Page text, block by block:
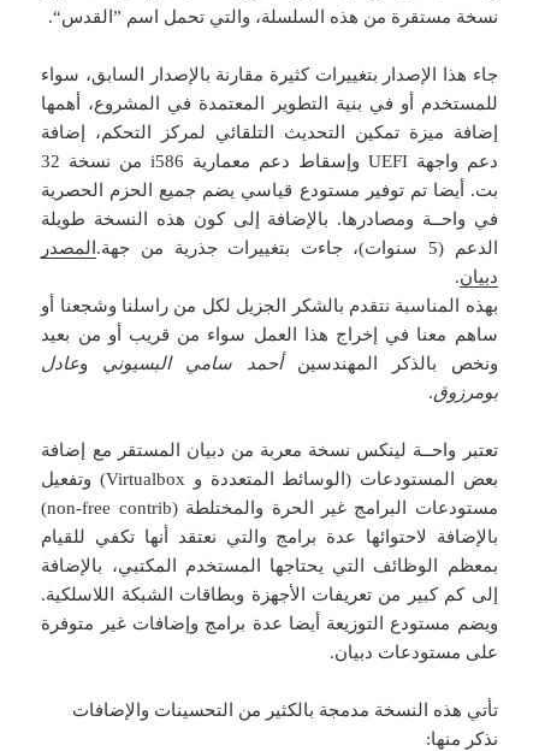
نسخة مستقرة من هذه السلسلة، والتي تحمل اسم ”القدس“.
جاء هذا الإصدار بتغييرات كثيرة مقارنة بالإصدار السابق، سواء
للمستخدم أو في بنية التطوير المعتمدة في المشروع، أهمها
إضافة ميزة تمكين التحديث التلقائي لمركز التحكم، إضافة
دعم واجهة UEFI وإسقاط دعم معمارية i586 من نسخة 32
بت. أيضا تم توفير مستودع قياسي يضم جميع الحزم الحصرية
في واحــة ومصادرها. بالإضافة إلى كون هذه النسخة طويلة
الدعم (5 سنوات)، جاءت بتغييرات جذرية من جهة.
المصدر
دبيان.
بهذه المناسبة نتقدم بالشكر الجزيل لكل من راسلنا وشجعنا أو
ساهم معنا في إخراج هذا العمل سواء من قريب أو من بعيد
ونخص بالذكر المهندسينأحمد سامي البسيوني وعادل
بومرزوق.
تعتبر واحــة لينكس نسخة معربة من دبيان المستقر مع إضافة
بعض المستودعات (الوسائط المتعددة و Virtualbox) وتفعيل
مستودعات البرامج غير الحرة والمختلطة (non-free contrib)
بالإضافة لاحتوائها عدة برامج والتي نعتقد أنها تكفي للقيام
بمعظم الوظائف التي يحتاجها المستخدم المكتبي، بالإضافة
إلى كم كبير من تعريفات الأجهزة وبطاقات الشبكة اللاسلكية.
ويضم مستودع التوزيعة أيضا عدة برامج وإضافات غير متوفرة
على مستودعات دبيان.
تأتي هذه النسخة مدمجة بالكثير من التحسينات والإضافات
نذكر منها: